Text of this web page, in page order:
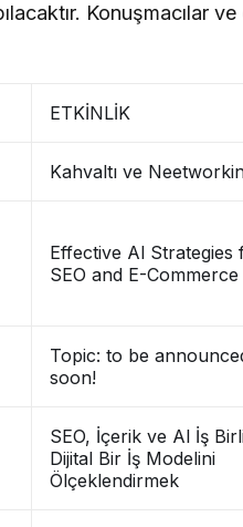
Konuşmacılar
ETKİNLİK
Kahvaltı ve
Effective Al Strategies
SEO and E-Commerce
Topic: to be
soon!
SEO, İçerik ve Al İş
Dijital Bir İş Modelini
Ölçeklendirmek